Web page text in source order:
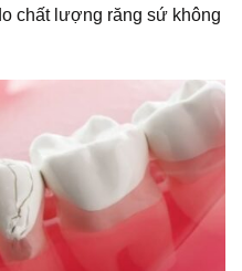
chất lượng răng sứ không